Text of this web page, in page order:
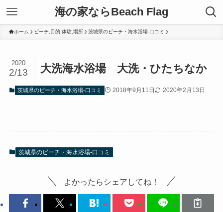
海の家ならBeach Flag
ホーム ビーチ,目的,体験,場所 茨城県のビーチ・海水浴場-口コミ
大洗海水浴場 大洗・ひたちなか
2020
2/13
茨城県のビーチ・海水浴場-口コミ 2018年9月11日 2020年2月13日
茨城県のビーチ・海水浴場-口コミ
よかったらシェアしてね！